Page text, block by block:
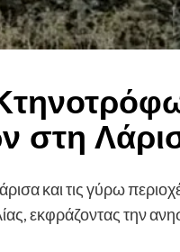
στη
και τις γύρω
εκφράζοντας την